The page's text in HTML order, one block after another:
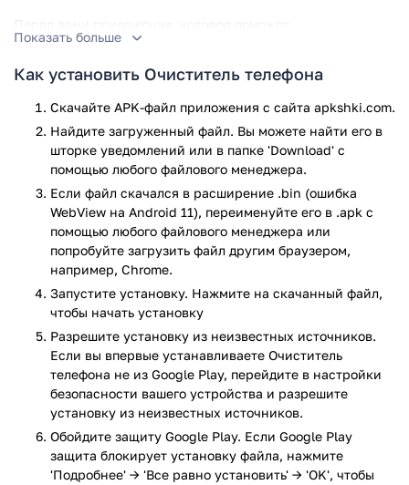
оптимизировать работу телефона и освободить больше
не придется делать это вручную. Вместо долгих поисков
ненужных файлов в памяти гаджета, достаточно нажать
всего на одну кнопку и Очиститель телефона - очиститель
кеша, Cleaner все сделает сам. Приложение просканирует
память смартфона и найдет ненужный кэш и мусорные
файлы, а затем избавит вас от них.
Очистка от мусора — это далеко не все, что умеет эта
программа. С её помощью, вы можете снизить
энергопотребление гаджета и охладить его процессор. Для
этого, Очиститель выявит ненужные фоновые процессы и
завершит их, что позволит снизить энергопотребление
гаджета и продлить время его автономной работы.
Отключение неиспользуемых программ также помогает
уменьшить расход системных ресурсов, что улучшит
производительность игр и прочих программ.
Ключевые функции приложения:
Быстрый поиск и удаление мусорных файлов.
Снижение энергопотрбеление устройства.
Показать больше
Как установить Очиститель телефона
Скачайте APK-файл приложения с сайта apkshki.com.
Найдите загруженный файл. Вы можете найти его в
шторке уведомлений или в папке 'Download' с
помощью любого файлового менеджера.
Если файл скачался в расширение .bin (ошибка
WebView на Android 11), переименуйте его в .apk с
помощью любого файлового менеджера или
попробуйте загрузить файл другим браузером,
например, Chrome.
Запустите установку. Нажмите на скачанный файл,
чтобы начать установку
Разрешите установку из неизвестных источников.
Если вы впервые устанавливаете Очиститель
телефона не из Google Play, перейдите в настройки
безопасности вашего устройства и разрешите
установку из неизвестных источников.
Обойдите защиту Google Play. Если Google Play
защита блокирует установку файла, нажмите
'Подробнее' → 'Все равно установить' → 'OK', чтобы